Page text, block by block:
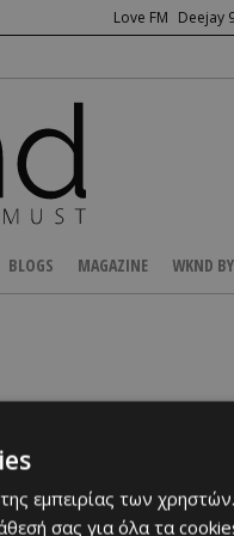
Love FM Deejay
BLOGS MAGAZINE WKND
εμπειρίας των χρηστών.
σας για όλα τα